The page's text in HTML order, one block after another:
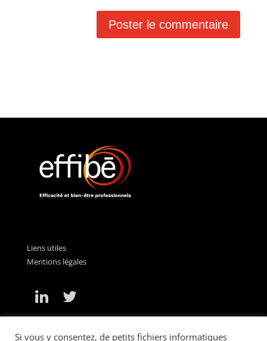
Liens utiles
Mentions légales
Si vous y consentez, de petits fichiers informatiques